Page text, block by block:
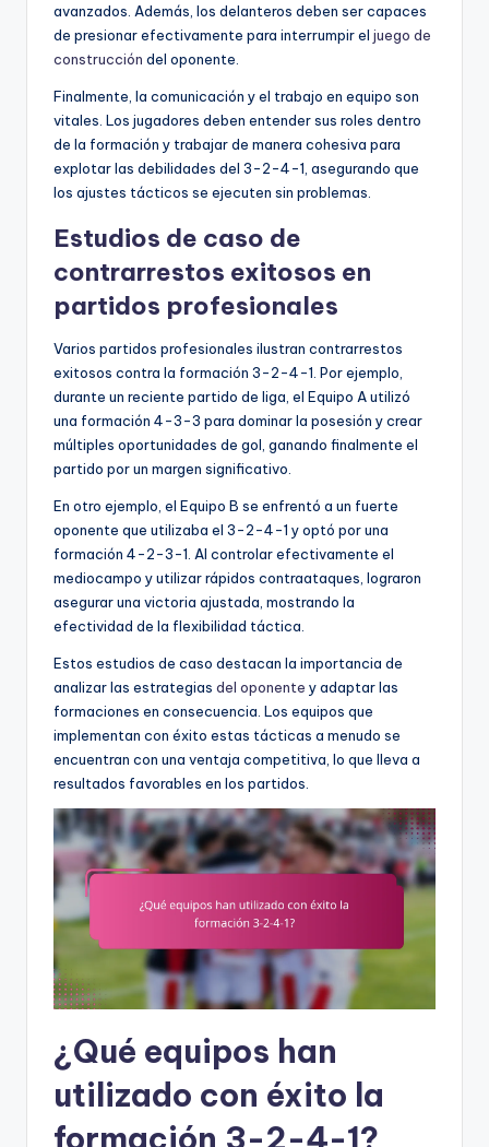
avanzados. Además, los delanteros deben ser capaces
de presionar efectivamente para interrumpir el juego de
construcción del oponente.
Finalmente, la comunicación y el trabajo en equipo son
vitales. Los jugadores deben entender sus roles dentro
de la formación y trabajar de manera cohesiva para
explotar las debilidades del 3-2-4-1, asegurando que
los ajustes tácticos se ejecuten sin problemas.
Estudios de caso de
contrarrestos exitosos en
partidos profesionales
Varios partidos profesionales ilustran contrarrestos
exitosos contra la formación 3-2-4-1. Por ejemplo,
durante un reciente partido de liga, el Equipo A utilizó
una formación 4-3-3 para dominar la posesión y crear
múltiples oportunidades de gol, ganando finalmente el
partido por un margen significativo.
En otro ejemplo, el Equipo B se enfrentó a un fuerte
oponente que utilizaba el 3-2-4-1 y optó por una
formación 4-2-3-1. Al controlar efectivamente el
mediocampo y utilizar rápidos contraataques, lograron
asegurar una victoria ajustada, mostrando la
efectividad de la flexibilidad táctica.
Estos estudios de caso destacan la importancia de
analizar las estrategias del oponente y adaptar las
formaciones en consecuencia. Los equipos que
implementan con éxito estas tácticas a menudo se
encuentran con una ventaja competitiva, lo que lleva a
resultados favorables en los partidos.
¿Qué equipos han
utilizado con éxito la